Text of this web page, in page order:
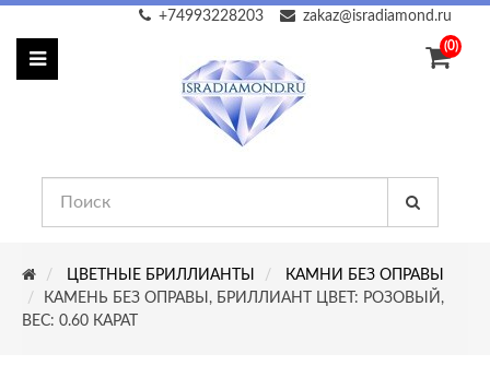
zakaz@isradiamond.ru
+74993228203
(0)
ЦВЕТНЫЕ БРИЛЛИАНТЫ
КАМНИ БЕЗ ОПРАВЫ
КАМЕНЬ БЕЗ ОПРАВЫ, БРИЛЛИАНТ ЦВЕТ: РОЗОВЫЙ,
ВЕС: 0.60 КАРАТ